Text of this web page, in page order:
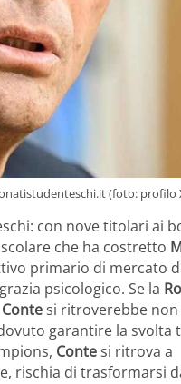
(foto: profilo
con nove titolari ai
che ha costretto
primario di mercato
psicologico. Se la
Contesi ritroverebbe non
garantire la svolta
Contesi ritrova a
rischia di trasformarsi